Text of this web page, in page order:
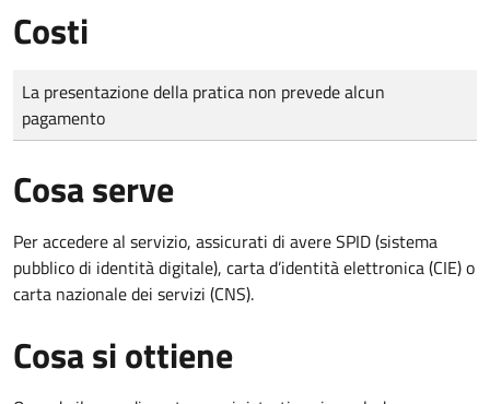
Costi
Tipo di pagamento
Importo
La presentazione della pratica non prevede alcun
pagamento
Cosa serve
Per accedere al servizio, assicurati di avere SPID (sistema
pubblico di identità digitale), carta d’identità elettronica (CIE) o
carta nazionale dei servizi (CNS).
Cosa si ottiene